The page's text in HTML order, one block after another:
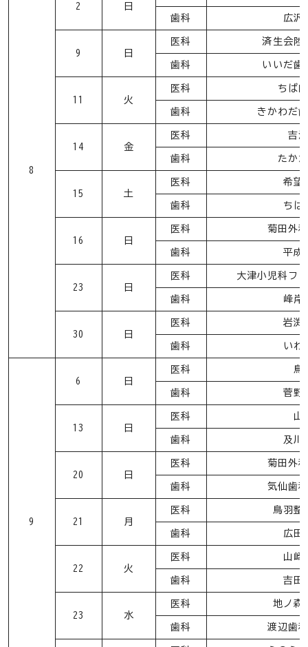
8
2 日
歯科 広沢
9 日
医科 済生会陸
歯科 いいだ歯
11 火
医科 ちば
歯科 きかわだ
14 金
医科 吉
歯科 たか
15 土
医科 希望
歯科 ちば
16 日
医科 菊田外
歯科 平成
23 日
医科 大津小児科フ
歯科 峰岸
30 日
医科 岩渕
歯科 いわ
9
6 日
医科 鳥
歯科 菅野
13 日
医科 山
歯科 及川
20 日
医科 菊田外
歯科 気仙歯
21 月
医科 鳥羽整
歯科 広田
22 火
医科 山崎
歯科 吉田
23 水
医科 地ノ森
歯科 渡辺歯